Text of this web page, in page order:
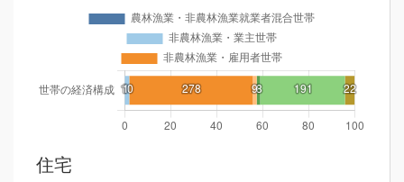
住宅